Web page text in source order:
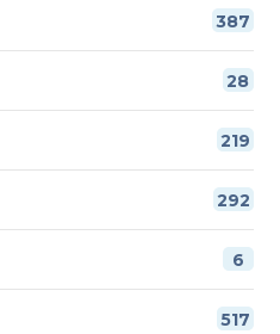
387
28
219
292
6
517